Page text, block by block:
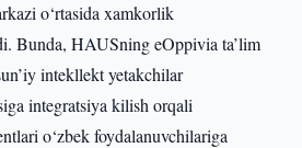
o‘rtasida xamkorlik
Bunda, HAUSning eOppivia ta’lim
intekllekt yetakchilar
integratsiya kilish orqali
o‘zbek foydalanuvchilariga